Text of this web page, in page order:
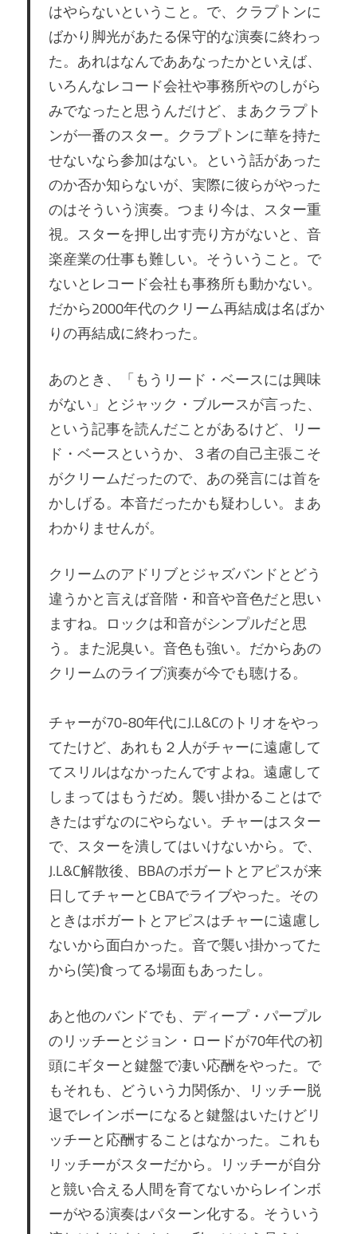
はやらないということ。で、クラプトンに
ばかり脚光があたる保守的な演奏に終わっ
た。あれはなんでああなったかといえば、
いろんなレコード会社や事務所やのしがら
みでなったと思うんだけど、まあクラプト
ンが一番のスター。クラプトンに華を持た
せないなら参加はない。という話があった
のか否か知らないが、実際に彼らがやった
のはそういう演奏。つまり今は、スター重
視。スターを押し出す売り方がないと、音
楽産業の仕事も難しい。そういうこと。で
ないとレコード会社も事務所も動かない。
だから2000年代のクリーム再結成は名ばか
りの再結成に終わった。
あのとき、「もうリード・ベースには興味
がない」とジャック・ブルースが言った、
という記事を読んだことがあるけど、リー
ド・ベースというか、３者の自己主張こそ
がクリームだったので、あの発言には首を
かしげる。本音だったかも疑わしい。まあ
わかりませんが。
クリームのアドリブとジャズバンドとどう
違うかと言えば音階・和音や音色だと思い
ますね。ロックは和音がシンプルだと思
う。また泥臭い。音色も強い。だからあの
クリームのライブ演奏が今でも聴ける。
チャーが70-80年代にJ.L&Cのトリオをやっ
てたけど、あれも２人がチャーに遠慮して
てスリルはなかったんですよね。遠慮して
しまってはもうだめ。襲い掛かることはで
きたはずなのにやらない。チャーはスター
で、スターを潰してはいけないから。で、
J.L&C解散後、BBAのボガートとアピスが来
日してチャーとCBAでライブやった。その
ときはボガートとアピスはチャーに遠慮し
ないから面白かった。音で襲い掛かってた
から(笑)食ってる場面もあったし。
あと他のバンドでも、ディープ・パープル
のリッチーとジョン・ロードが70年代の初
頭にギターと鍵盤で凄い応酬をやった。で
もそれも、どういう力関係か、リッチー脱
退でレインボーになると鍵盤はいたけどリ
ッチーと応酬することはなかった。これも
リッチーがスターだから。リッチーが自分
と競い合える人間を育てないからレインボ
ーがやる演奏はパターン化する。そういう